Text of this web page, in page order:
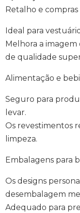
Retalho e compras
Ideal para
Melhora a
de qualidade
Alimentação e
Seguro para
levar.
Os revestimentos
limpeza.
Embalagens para
Os designs
desembalagem
Adequado para